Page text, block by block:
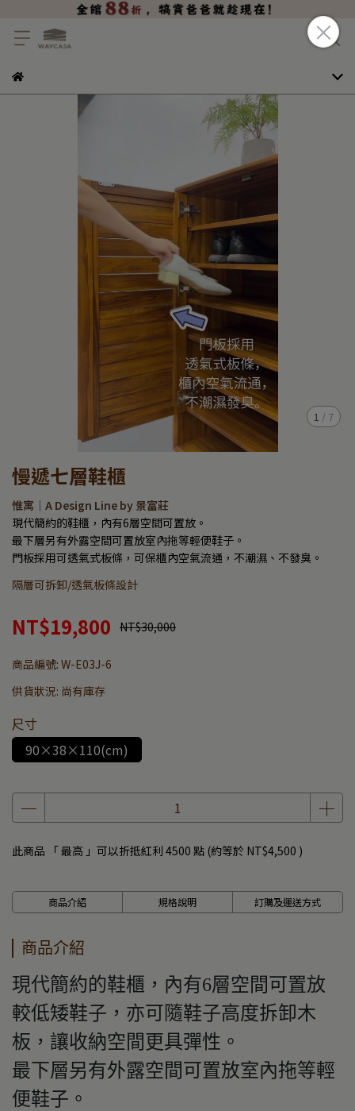
1 / 7
慢遞七層鞋櫃
惟寓｜A Design Line by 景富莊
現代簡約的鞋櫃，內有6層空間可置放。
最下層另有外露空間可置放室內拖等輕便鞋子。
門板採用可透氣式板條，可保櫃內空氣流通，不潮濕、不發臭。
隔層可拆卸/透氣板條設計
NT$19,800 NT$30,000
商品編號: W-E03J-6
供貨狀況: 尚有庫存
尺寸
90×38×110(cm)
此商品 「 最高 」可以折抵紅利 4500 點 (約等於 NT$4,500 )
商品介紹 規格說明 訂購及運送方式
商品介紹
現代簡約的鞋櫃，內有6層空間可置放
較低矮鞋子，亦可隨鞋子高度拆卸木
板，讓收納空間更具彈性。
最下層另有外露空間可置放室內拖等輕
便鞋子。